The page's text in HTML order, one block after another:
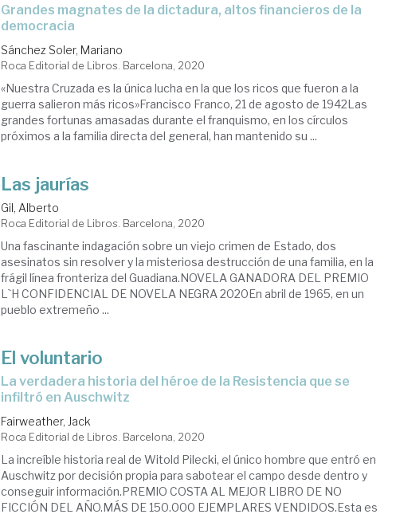
grandes magnates de la dictadura, altos financieros de la
democracia
Sánchez Soler, Mariano
Roca Editorial de Libros. Barcelona, 2020
«Nuestra Cruzada es la única lucha en la que los ricos que fueron a la
guerra salieron más ricos»Francisco Franco, 21 de agosto de 1942Las
grandes fortunas amasadas durante el franquismo, en los círculos
próximos a la familia directa del general, han mantenido su ...
Las jaurías
Gil, Alberto
Roca Editorial de Libros. Barcelona, 2020
Una fascinante indagación sobre un viejo crimen de Estado, dos
asesinatos sin resolver y la misteriosa destrucción de una familia, en la
frágil línea fronteriza del Guadiana.NOVELA GANADORA DEL PREMIO
L`H CONFIDENCIAL DE NOVELA NEGRA 2020En abril de 1965, en un
pueblo extremeño ...
El voluntario
La verdadera historia del héroe de la Resistencia que se
infiltró en Auschwitz
Fairweather, Jack
Roca Editorial de Libros. Barcelona, 2020
La increíble historia real de Witold Pilecki, el único hombre que entró en
Auschwitz por decisión propia para sabotear el campo desde dentro y
conseguir información.PREMIO COSTA AL MEJOR LIBRO DE NO
FICCIÓN DEL AÑO.MÁS DE 150.000 EJEMPLARES VENDIDOS.Esta es